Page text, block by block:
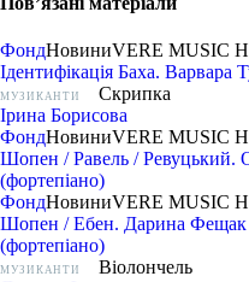
ФондНовиниVERE MUSIC
Ідентифікація Баха. Варвара
МУЗИКАНТИ
Скрипка
Ірина Борисова
ФондНовиниVERE MUSIC
Шопен / Равель / Ревуцький.
(фортепіано)
ФондНовиниVERE MUSIC
Шопен / Ебен. Дарина Фещак
(фортепіано)
МУЗИКАНТИ
Віолончель